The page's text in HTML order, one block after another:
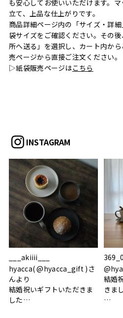
も安心してお使いいただけます。
立て、上品な仕上がりです。
商品詳細ページ内の「サイズ・詳
袋サイズをご確認ください。その
所へ送る」を選択し、カート内か
売ページから直接ご注文ください。
▷紙袋販売ページはこちら
INSTAGRAM
___akiiii___
hyacca( @hyacca_gift )さ
んより
結婚祝いギフトいただきま
した
結婚
きま